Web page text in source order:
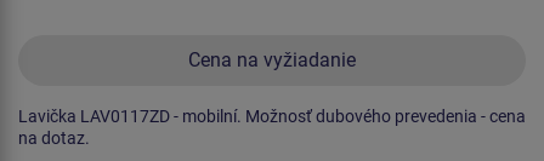
Cena na vyžiadanie
Lavička LAV0117ZD - mobilní. Možnosť dubového prevedenia - cena
na dotaz.